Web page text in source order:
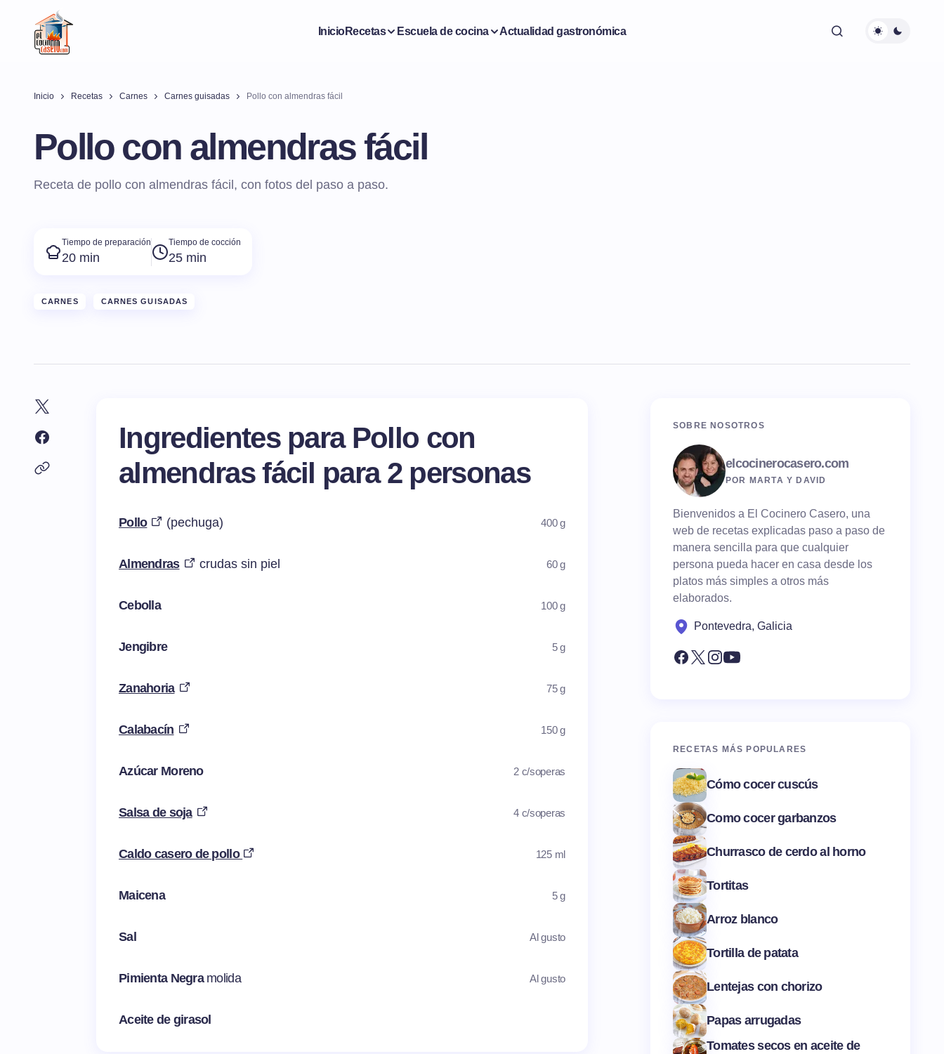
InicioRecetas Escuela de cocina Actualidad gastronómica
Inicio Recetas Carnes Carnes guisadas Pollo con almendras fácil
Pollo con almendras fácil
Receta de pollo con almendras fácil, con fotos del paso a paso.
Tiempo de preparación
20 min
Tiempo de cocción
25 min
CARNES CARNES GUISADAS
Ingredientes para Pollo con
almendras fácil para 2 personas
Pollo (pechuga) 400 g
Almendras crudas sin piel 60 g
Cebolla 100 g
Jengibre 5 g
Zanahoria 75 g
Calabacín 150 g
Azúcar Moreno 2 c/soperas
Salsa de soja 4 c/soperas
Caldo casero de pollo 125 ml
Maicena 5 g
Sal Al gusto
Pimienta Negra molida Al gusto
Aceite de girasol
SOBRE NOSOTROS
elcocinerocasero.com
POR MARTA Y DAVID
Bienvenidos a El Cocinero Casero, una
web de recetas explicadas paso a paso de
manera sencilla para que cualquier
persona pueda hacer en casa desde los
platos más simples a otros más
elaborados.
Pontevedra, Galicia
RECETAS MÁS POPULARES
Cómo cocer cuscús
Como cocer garbanzos
Churrasco de cerdo al horno
Tortitas
Arroz blanco
Tortilla de patata
Lentejas con chorizo
Papas arrugadas
Tomates secos en aceite de